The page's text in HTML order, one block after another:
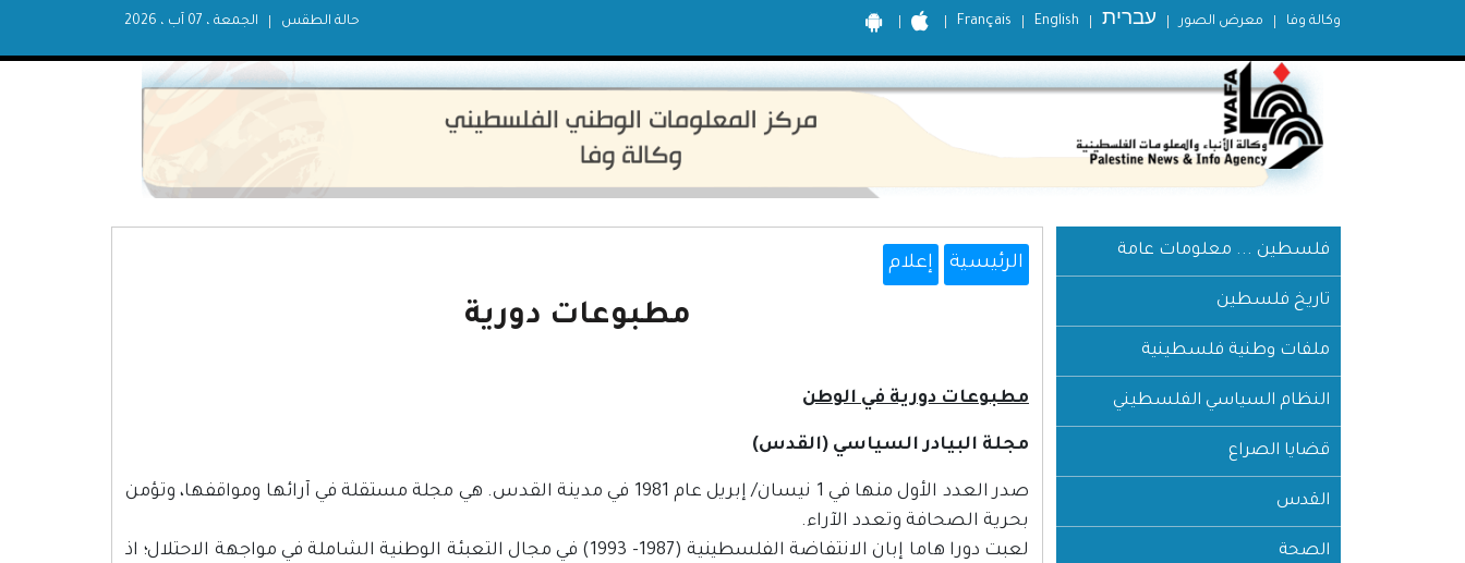
Français English עברית معرض الصور وكالة وفا الجمعة ، 07 آب ، 2026 حالة الطقس
فلسطين ... معلومات عامة
تاريخ فلسطين
ملفات وطنية فلسطينية
النظام السياسي الفلسطيني
قضايا الصراع
القدس
الصحة
الرئيسية إعلام
مطبوعات دورية
مطبوعات دورية في الوطن
مجلة البيادر السياسي (القدس)
صدر العدد الأول منها في 1 نيسان/ إبريل عام 1981 في مدينة القدس. هي مجلة مستقلة في آرائها ومواقفها، وتؤمن
بحرية الصحافة وتعدد الآراء.
لعبت دورا هاما إبان الانتفاضة الفلسطينية (1987- 1993) في مجال التعبئة الوطنية الشاملة في مواجهة الاحتلال؛ اذ